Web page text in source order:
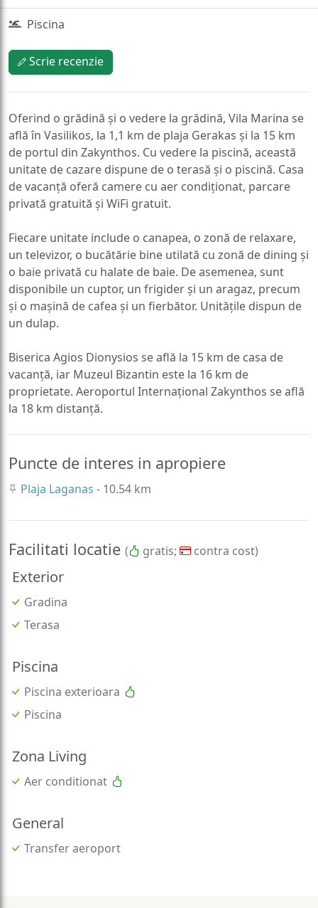
Piscina
Scrie recenzie
Oferind o grădină și o vedere la grădină, Vila Marina se
află în Vasilikos, la 1,1 km de plaja Gerakas și la 15 km
de portul din Zakynthos. Cu vedere la piscină, această
unitate de cazare dispune de o terasă și o piscină. Casa
de vacanță oferă camere cu aer condiționat, parcare
privată gratuită și WiFi gratuit.
Fiecare unitate include o canapea, o zonă de relaxare,
un televizor, o bucătărie bine utilată cu zonă de dining și
o baie privată cu halate de baie. De asemenea, sunt
disponibile un cuptor, un frigider și un aragaz, precum
și o mașină de cafea și un fierbător. Unitățile dispun de
un dulap.
Biserica Agios Dionysios se află la 15 km de casa de
vacanță, iar Muzeul Bizantin este la 16 km de
proprietate. Aeroportul Internațional Zakynthos se află
la 18 km distanță.
Puncte de interes in apropiere
Plaja Laganas - 10.54 km
Facilitati locatie ( gratis; contra cost)
Exterior
Gradina
Terasa
Piscina
Piscina exterioara
Piscina
Zona Living
Aer conditionat
General
Transfer aeroport